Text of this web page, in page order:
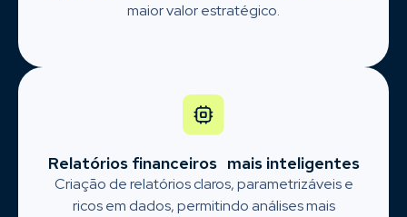
maior valor estratégico.
Relatórios financeiros mais inteligentes
Criação de relatórios claros, parametrizáveis e
ricos em dados, permitindo análises mais